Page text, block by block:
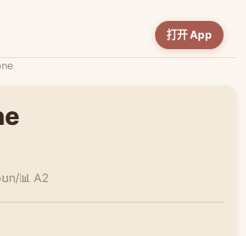
打开 App
📊 A2